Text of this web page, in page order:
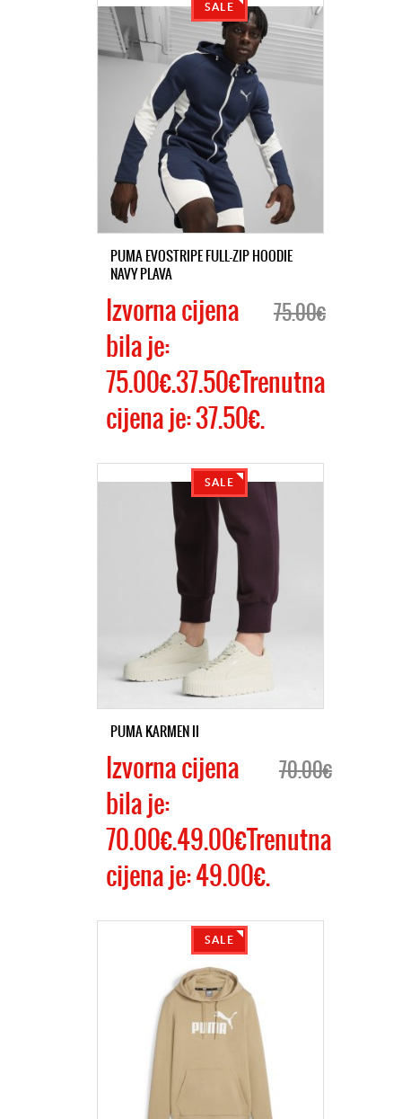
SALE
PUMA EVOSTRIPE FULL-ZIP HOODIE
NAVY PLAVA
75.00€
Izvorna cijena
bila je:
75.00€.37.50€Trenutna
cijena je: 37.50€.
SALE
PUMA KARMEN II
70.00€
Izvorna cijena
bila je:
70.00€.49.00€Trenutna
cijena je: 49.00€.
SALE